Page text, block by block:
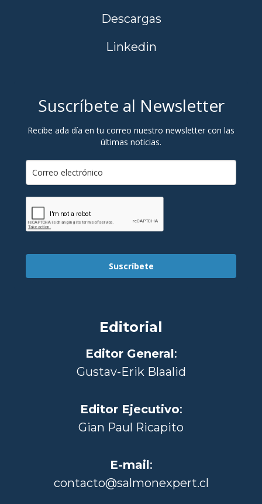
Descargas
Linkedin
Suscríbete al Newsletter
Recibe ada día en tu correo nuestro newsletter con las
últimas noticias.
Suscríbete
Editorial
Editor General:
Gustav-Erik Blaalid
Editor Ejecutivo:
Gian Paul Ricapito
E-mail:
contacto@salmonexpert.cl